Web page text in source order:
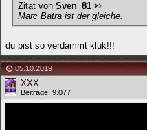
Zitat von Sven_81
Marc Batra ist der gleiche.
du bist so verdammt kluk!!!
05.10.2019
XXX
Beiträge: 9.077